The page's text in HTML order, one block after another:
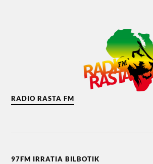
RADIO RASTA FM
97FM IRRATIA BILBOTIK